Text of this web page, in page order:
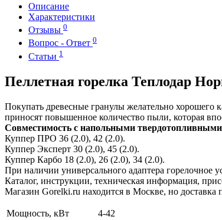
Описание
Характеристики
Отзывы 0
Вопрос - Ответ 0
Статьи 1
Пеллетная горелка Теплодар
Покупать древесные гранулы желательно хорошего
приносят повышенное количество пыли, которая
Совместимость с напольными
Куппер ПРО 36 (2.0), 42 (2.0).
Куппер Эксперт 30 (2.0), 45 (2.0).
Куппер Карбо 18 (2.0), 26 (2.0), 34 (2.0).
При наличии универсального адаптера горелочное
Каталог, инструкции, техническая информация,
Магазин Gorelki.ru находится в Москве, но
Мощность, кВт
4-42